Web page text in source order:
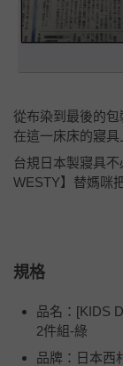
從布染到最後的
在這一床床的寢具
台規日本製寢具
WESTY】替媽咪
規格
品名：[KIDS
2件組-綠
品牌：日本西